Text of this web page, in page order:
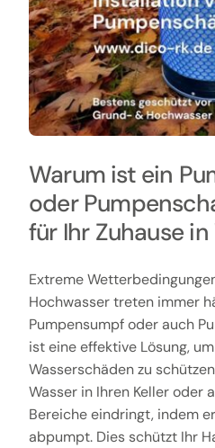
Warum ist ein
oder
für Ihr Zuhause
Extreme
Hochwasser treten immer
Pumpensumpf oder auch
ist eine effektive Lösung,
Wasserschäden zu
Wasser in Ihren Keller oder
Bereiche eindringt, indem
abpumpt. Dies schützt Ihr